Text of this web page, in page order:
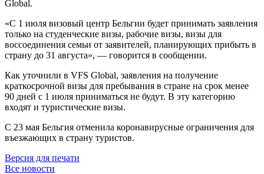
Global.
«С 1 июля визовый центр Бельгии будет принимать заявления
только на студенческие визы, рабочие визы, визы для
воссоединения семьи от заявителей, планирующих прибыть в
страну до 31 августа», — говорится в сообщении.
Как уточнили в VFS Global, заявления на получение
краткосрочной визы для пребывания в стране на срок менее
90 дней с 1 июля приниматься не будут. В эту категорию
входят и туристические визы.
С 23 мая Бельгия отменила коронавирусные ограничения для
въезжающих в страну туристов.
Версия для печати
Все новости